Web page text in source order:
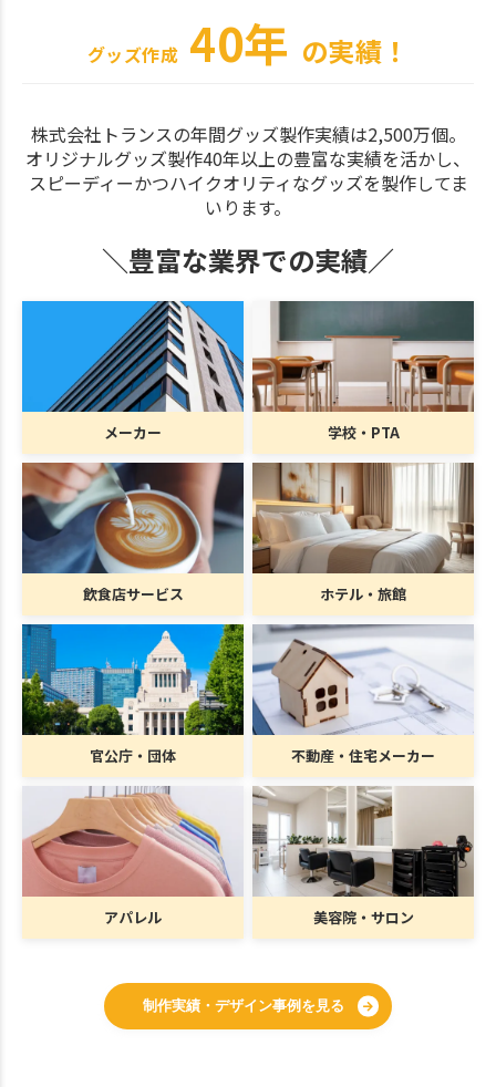
グッズ作成 40年 の実績！
株式会社トランスの年間グッズ製作実績は2,500万個。
オリジナルグッズ製作40年以上の豊富な実績を活かし、
スピーディーかつハイクオリティなグッズを製作してま
いります。
＼豊富な業界での実績／
メーカー 学校・PTA
飲食店サービス ホテル・旅館
官公庁・団体 不動産・住宅メーカー
アパレル 美容院・サロン
制作実績・デザイン事例を見る